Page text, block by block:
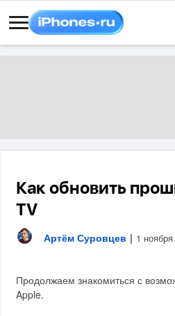
Как обновить
TV
Артём Суровцев | 1
Продолжаем знакомиться с
Apple.